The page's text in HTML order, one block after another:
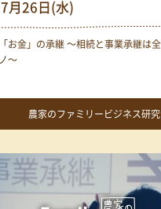
7月26日(水)
「お金」の承継 〜相続と事業承継は
ノ〜
農家のファミリービジネス研